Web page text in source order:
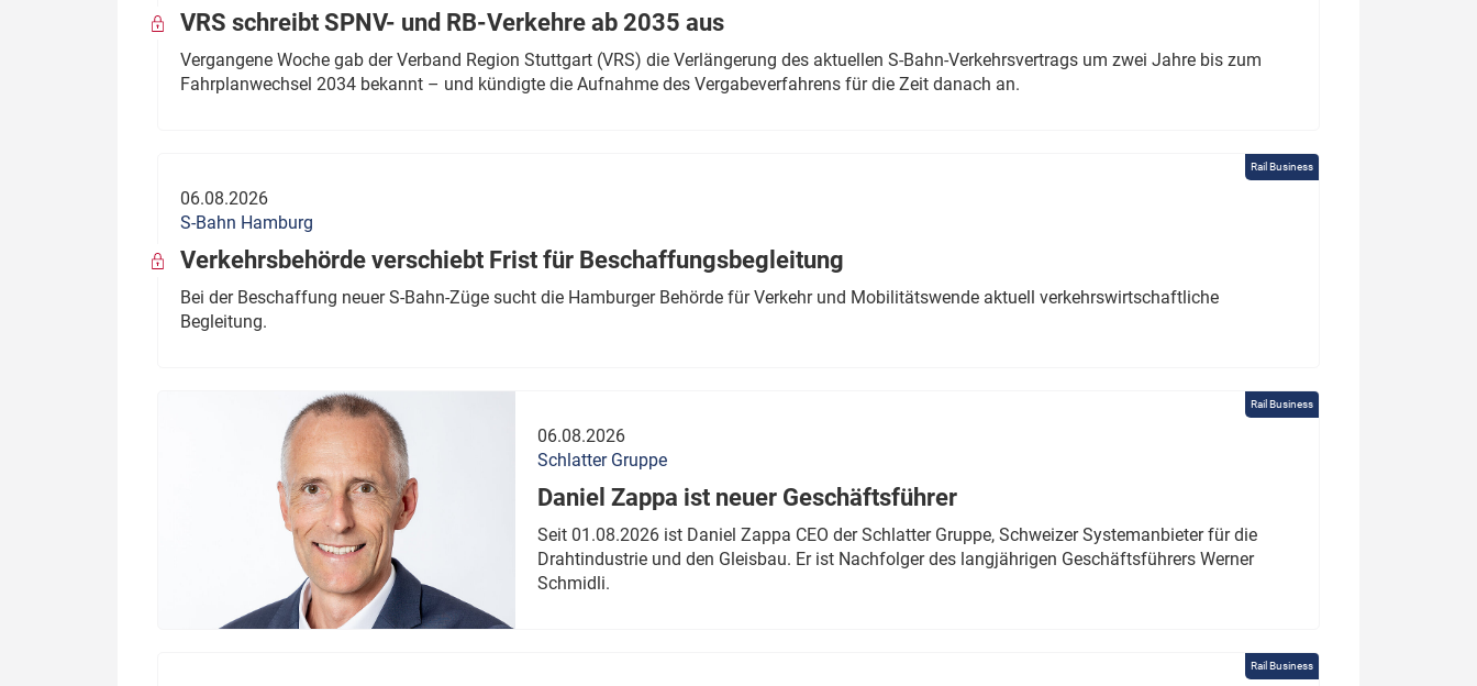
VRS schreibt SPNV- und RB-Verkehre ab 2035 aus
Vergangene Woche gab der Verband Region Stuttgart (VRS) die Verlängerung des aktuellen S-Bahn-Verkehrsvertrags um zwei Jahre bis zum
Fahrplanwechsel 2034 bekannt – und kündigte die Aufnahme des Vergabeverfahrens für die Zeit danach an.
Rail Business
06.08.2026
S-Bahn Hamburg
Verkehrsbehörde verschiebt Frist für Beschaffungsbegleitung
Bei der Beschaffung neuer S-Bahn-Züge sucht die Hamburger Behörde für Verkehr und Mobilitätswende aktuell verkehrswirtschaftliche
Begleitung.
Rail Business
06.08.2026
Schlatter Gruppe
Daniel Zappa ist neuer Geschäftsführer
Seit 01.08.2026 ist Daniel Zappa CEO der Schlatter Gruppe, Schweizer Systemanbieter für die
Drahtindustrie und den Gleisbau. Er ist Nachfolger des langjährigen Geschäftsführers Werner
Schmidli.
Rail Business